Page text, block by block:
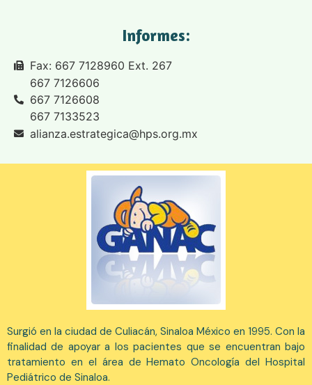
Informes:
Fax: 667 7128960 Ext. 267
667 7126606
667 7126608
667 7133523
alianza.estrategica@hps.org.mx
Surgió en la ciudad de Culiacán, Sinaloa México en 1995. Con la
finalidad de apoyar a los pacientes que se encuentran bajo
tratamiento en el área de Hemato Oncología del Hospital
Pediátrico de Sinaloa.